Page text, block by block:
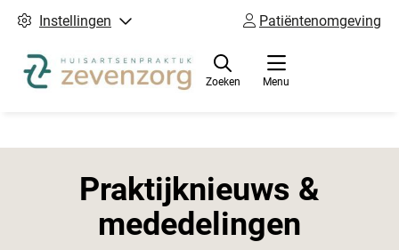
Instellingen Patiëntenomgeving
Menu
Zoeken
Praktijknieuws &
mededelingen